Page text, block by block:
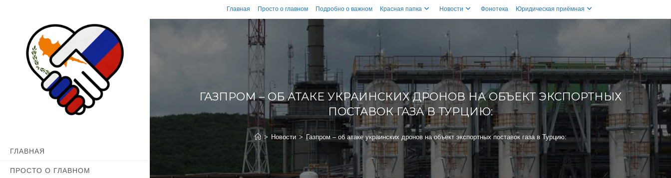
к
Главная Просто о главном Подробно о важном Красная папка Новости Фонотека Юридическая приёмная
ГЛАВНАЯ
ПРОСТО О ГЛАВНОМ
ГАЗПРОМ – ОБ АТАКЕ УКРАИНСКИХ ДРОНОВ НА ОБЪЕКТ ЭКСПОРТНЫХ
ПОСТАВОК ГАЗА В ТУРЦИЮ:
> Новости > Газпром – об атаке украинских дронов на объект экспортных поставок газа в Турцию: